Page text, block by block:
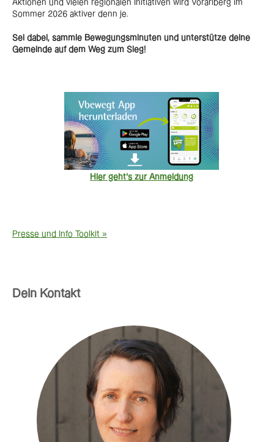
Aktionen und vielen regionalen Initiativen wird Vorarlberg im
Sommer 2026 aktiver denn je.
Sei dabei, sammle Bewegungsminuten und unterstütze deine
Gemeinde auf dem Weg zum Sieg!
Hier geht's zur Anmeldung
Presse und Info Toolkit »
Dein Kontakt